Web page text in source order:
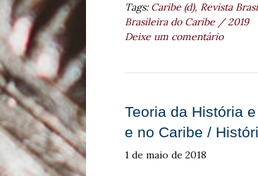
Tags:Caribe (d), Revista
Brasileira do Caribe / 2019
Deixe um comentário
Teoria da História
e no Caribe /
1 de maio de 2018